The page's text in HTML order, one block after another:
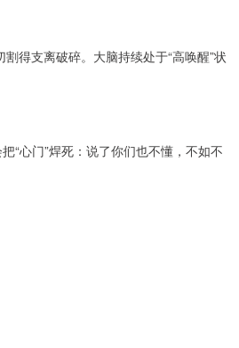
得支离破碎。大脑持续处于“高唤醒”状
“心门”焊死：说了你们也不懂，不如不